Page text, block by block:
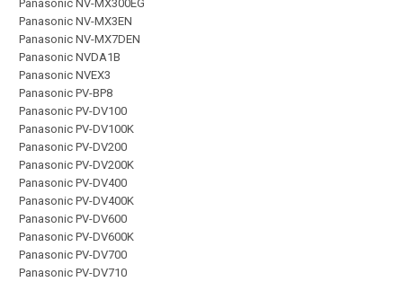
Panasonic NV-MX300EG
Panasonic NV-MX3EN
Panasonic NV-MX7DEN
Panasonic NVDA1B
Panasonic NVEX3
Panasonic PV-BP8
Panasonic PV-DV100
Panasonic PV-DV100K
Panasonic PV-DV200
Panasonic PV-DV200K
Panasonic PV-DV400
Panasonic PV-DV400K
Panasonic PV-DV600
Panasonic PV-DV600K
Panasonic PV-DV700
Panasonic PV-DV710